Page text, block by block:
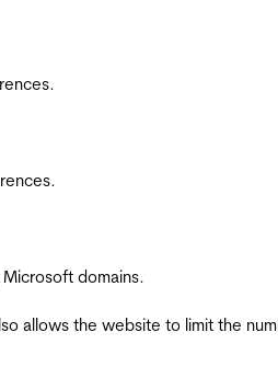
domains.
allows the website to limit the